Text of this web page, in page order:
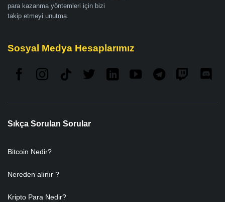
para kazanma yöntemleri için bizi
takip etmeyi unutma.
Sosyal Medya Hesaplarımız
Sıkça Sorulan Sorular
Bitcoin Nedir?
Nereden alınır ?
Kripto Para Nedir?